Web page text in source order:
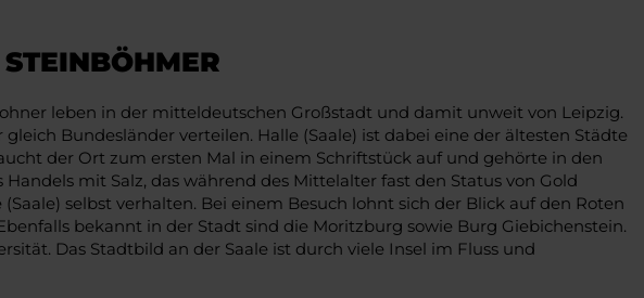
leben in der mitteldeutschen Großstadt und damit unweit von Leipzig.
Bundesländer verteilen. Halle (Saale) ist dabei eine der ältesten Städte
der Ort zum ersten Mal in einem Schriftstück auf und gehörte in den
mit Salz, das während des Mittelalter fast den Status von Gold
selbst verhalten. Bei einem Besuch lohnt sich der Blick auf den Roten
bekannt in der Stadt sind die Moritzburg sowie Burg Giebichenstein.
Das Stadtbild an der Saale ist durch viele Insel im Fluss und